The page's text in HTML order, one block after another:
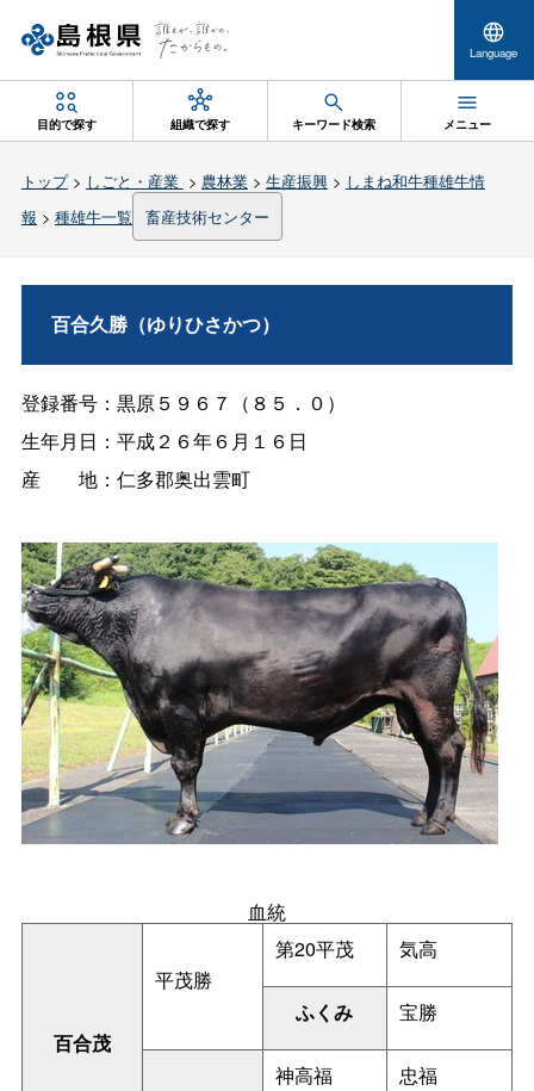
Language
目的で探す 組織で探す キーワード検索 メニュー
トップ> しごと・産業 > 農林業> 生産振興> しまね和牛種雄牛情
報 > 種雄牛一覧 畜産技術センター
百合久勝（ゆりひさかつ）
登録番号：黒原５９６７（８５．０）
生年月日：平成２６年６月１６日
産 地：仁多郡奥出雲町
血統
百合茂
平茂勝
第20平茂 気高
ふくみ 宝勝
神高福 忠福